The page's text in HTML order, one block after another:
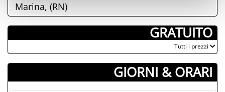
Marina, (RN)
­ GRATUITO
­Tutti i prezzi
GIORNI & ORARI